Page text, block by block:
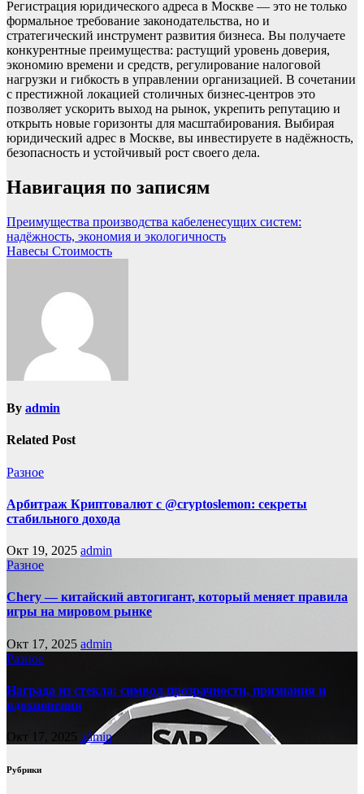
Регистрация юридического адреса в Москве — это не только
формальное требование законодательства, но и
стратегический инструмент развития бизнеса. Вы получаете
конкурентные преимущества: растущий уровень доверия,
экономию времени и средств, регулирование налоговой
нагрузки и гибкость в управлении организацией. В сочетании
с престижной локацией столичных бизнес-центров это
позволяет ускорить выход на рынок, укрепить репутацию и
открыть новые горизонты для масштабирования. Выбирая
юридический адрес в Москве, вы инвестируете в надёжность,
безопасность и устойчивый рост своего дела.
Навигация по записям
Преимущества производства кабеленесущих систем:
надёжность, экономия и экологичность
Навесы Стоимость
By admin
Related Post
Разное
Арбитраж Криптовалют с @cryptoslemon: секреты
стабильного дохода
Окт 19, 2025 admin
Разное
Chery — китайский автогигант, который меняет правила
игры на мировом рынке
Окт 17, 2025 admin
Разное
Награда из стекла: символ прозрачности, признания и
вдохновения
Окт 17, 2025 admin
Рубрики